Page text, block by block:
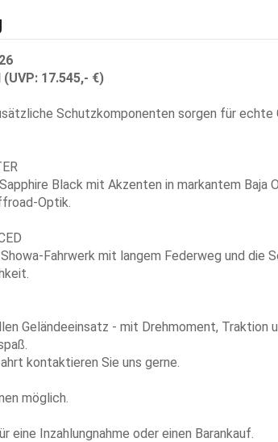
17.545,- €)
Schutzkomponenten sorgen für echte
Black mit Akzenten in markantem Baja
Optik.
Fahrwerk mit langem Federweg und die
Geländeeinsatz - mit Drehmoment, Traktion
kontaktieren Sie uns gerne.
möglich.
eine Inzahlungnahme oder einen Barankauf.